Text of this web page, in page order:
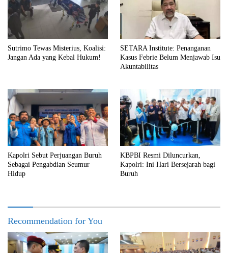
Sutrimo Tewas Misterius, Koalisi:
Jangan Ada yang Kebal Hukum!
SETARA Institute: Penanganan
Kasus Febrie Belum Menjawab Isu
Akuntabilitas
Kapolri Sebut Perjuangan Buruh
Sebagai Pengabdian Seumur
Hidup
KBPBI Resmi Diluncurkan,
Kapolri: Ini Hari Bersejarah bagi
Buruh
Recommendation for You